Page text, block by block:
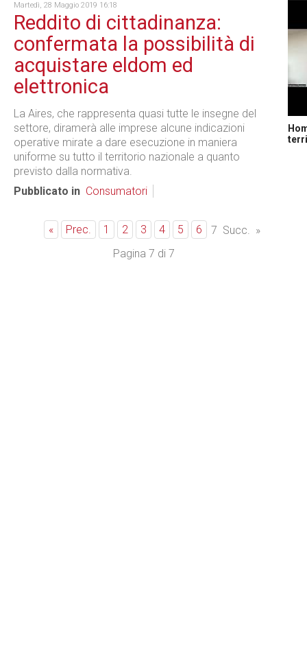
Martedì, 28 Maggio 2019 16:18
Reddito di cittadinanza:
confermata la possibilità di
acquistare eldom ed
elettronica
La Aires, che rappresenta quasi tutte le insegne del
settore, diramerà alle imprese alcune indicazioni
operative mirate a dare esecuzione in maniera
uniforme su tutto il territorio nazionale a quanto
previsto dalla normativa.
Pubblicato in Consumatori
« Prec. 1 2 3 4 5 6 7 Succ. »
Pagina 7 di 7